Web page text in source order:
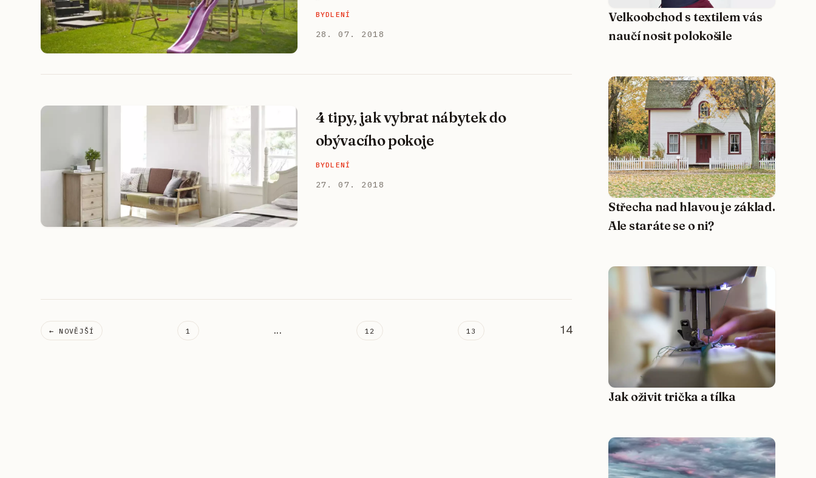
BYDLENÍ
28. 07. 2018
4 tipy, jak vybrat nábytek do
obývacího pokoje
BYDLENÍ
27. 07. 2018
← NOVĚJŠÍ 1 ... 12 13 14
Velkoobchod s textilem vás
naučí nosit polokošile
Střecha nad hlavou je základ.
Ale staráte se o ni?
Jak oživit trička a tílka